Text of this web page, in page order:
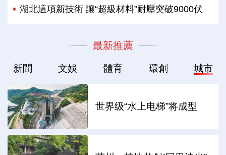
湖北這項新技術 讓“超級材料”耐壓突破9000伏
最新推薦
新聞 文娛 體育 環創 城市
世界级“水上电梯”将成型